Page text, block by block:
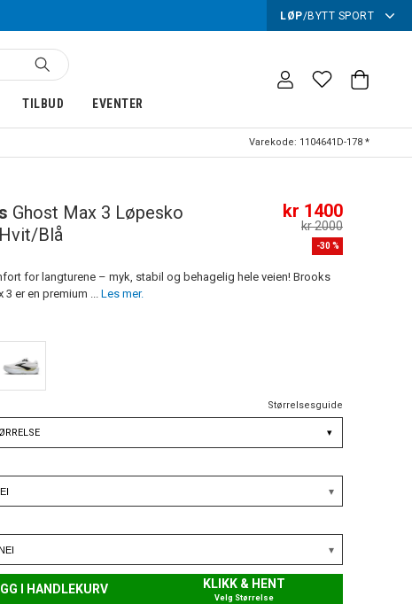
LØP/BYTT SPORT
TILBUD EVENTER
Varekode: 1104641D-178 *
-30 %
Ghost Max 3 Løpesko
Blå
kr 1400
kr 2000
for langturene – myk, stabil og behagelig hele veien! Brooks
3 er en premium ...Les mer.
Størrelsesguide
▾
I HANDLEKURV KLIKK & HENT
Velg Størrelse